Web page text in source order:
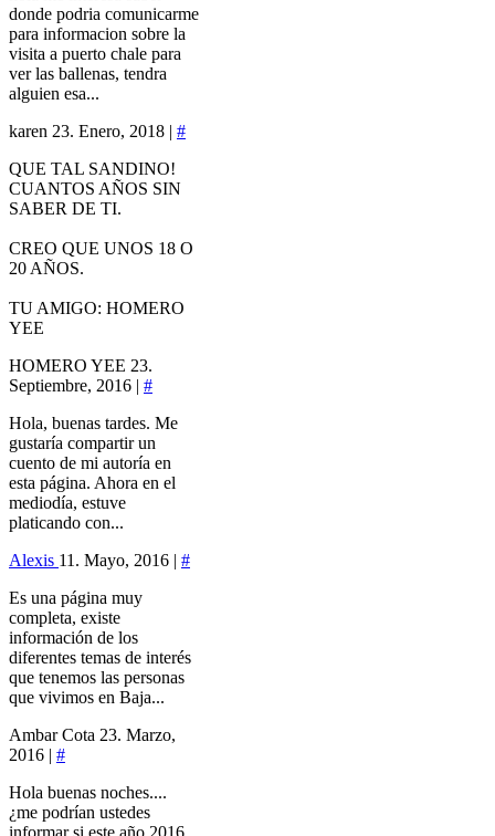
donde podria comunicarme
para informacion sobre la
visita a puerto chale para
ver las ballenas, tendra
alguien esa...
karen 23. Enero, 2018 | #
QUE TAL SANDINO!
CUANTOS AÑOS SIN
SABER DE TI.
CREO QUE UNOS 18 O
20 AÑOS.
TU AMIGO: HOMERO
YEE
HOMERO YEE 23.
Septiembre, 2016 | #
Hola, buenas tardes. Me
gustaría compartir un
cuento de mi autoría en
esta página. Ahora en el
mediodía, estuve
platicando con...
Alexis 11. Mayo, 2016 | #
Es una página muy
completa, existe
información de los
diferentes temas de interés
que tenemos las personas
que vivimos en Baja...
Ambar Cota 23. Marzo,
2016 | #
Hola buenas noches....
¿me podrían ustedes
informar si este año 2016